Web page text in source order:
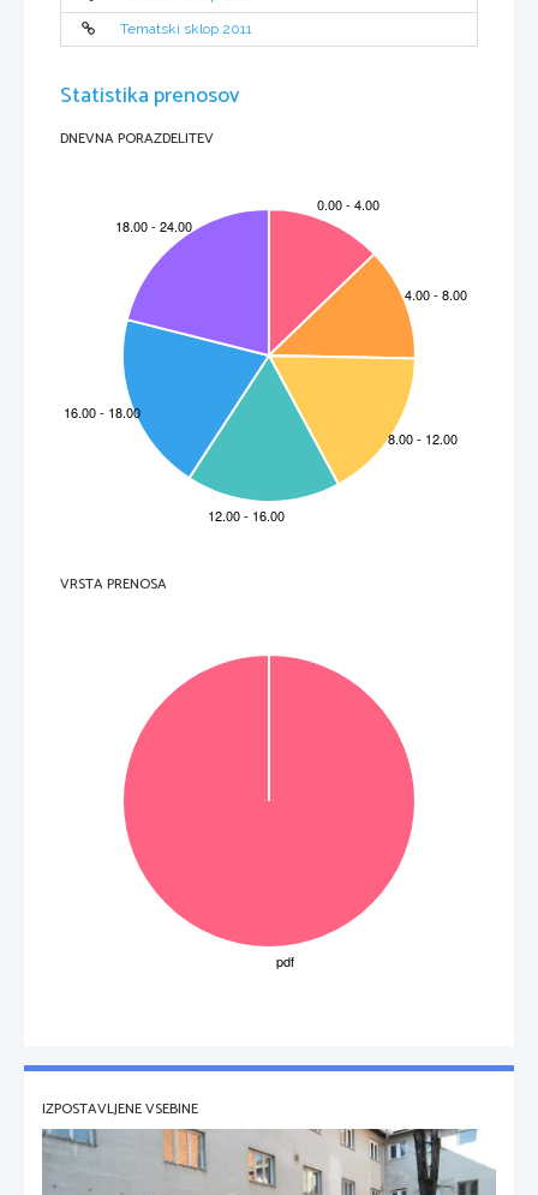
Tematski sklop 2011
Statistika prenosov
DNEVNA PORAZDELITEV
VRSTA PRENOSA
IZPOSTAVLJENE VSEBINE